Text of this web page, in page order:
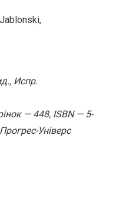
Испр.
— 448, ISBN — 5-
Універс